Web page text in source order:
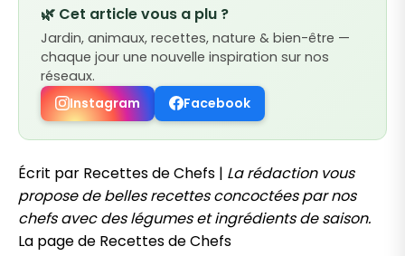
🌿 Cet article vous a plu ?
Jardin, animaux, recettes, nature & bien-être —
chaque jour une nouvelle inspiration sur nos
réseaux.
Instagram
Facebook
Écrit par Recettes de Chefs | La rédaction vous
propose de belles recettes concoctées par nos
chefs avec des légumes et ingrédients de saison.
La page de Recettes de Chefs